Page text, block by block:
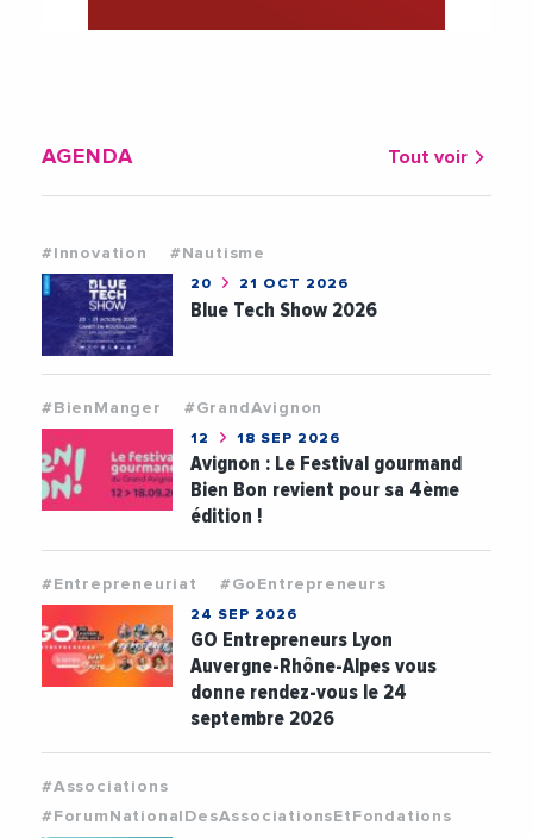
AGENDA Tout voir
#Innovation #Nautisme
20 21 OCT 2026
Blue Tech Show 2026
#BienManger #GrandAvignon
12 18 SEP 2026
Avignon : Le Festival gourmand
Bien Bon revient pour sa 4ème
édition !
#Entrepreneuriat #GoEntrepreneurs
24 SEP 2026
GO Entrepreneurs Lyon
Auvergne-Rhône-Alpes vous
donne rendez-vous le 24
septembre 2026
#Associations
#ForumNationalDesAssociationsEtFondations